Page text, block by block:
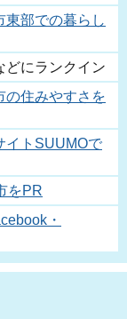
東部での暮らし
どにランクイン
の住みやすさを
イトSUUMOで
をPR
・